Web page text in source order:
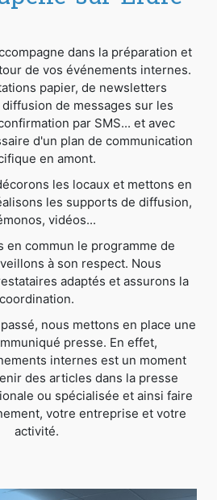
dans la préparation et
de vos événements internes.
papier, de newsletters
de messages sur les
par SMS... et avec
d'un plan de communication
en amont.
les locaux et mettons en
les supports de diffusion,
vidéos...
en commun le programme de
à son respect. Nous
adaptés et assurons la
coordination.
nous mettons en place une
presse. En effet,
internes est un moment
des articles dans la presse
ou spécialisée et ainsi faire
votre entreprise et votre
activité.